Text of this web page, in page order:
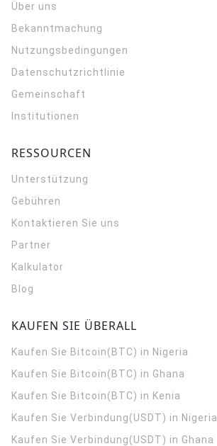
Über uns
Bekanntmachung
Nutzungsbedingungen
Datenschutzrichtlinie
Gemeinschaft
Institutionen
RESSOURCEN
Unterstützung
Gebühren
Kontaktieren Sie uns
Partner
Kalkulator
Blog
KAUFEN SIE ÜBERALL
Kaufen Sie Bitcoin(BTC) in Nigeria
Kaufen Sie Bitcoin(BTC) in Ghana
Kaufen Sie Bitcoin(BTC) in Kenia
Kaufen Sie Verbindung(USDT) in Nigeria
Kaufen Sie Verbindung(USDT) in Ghana